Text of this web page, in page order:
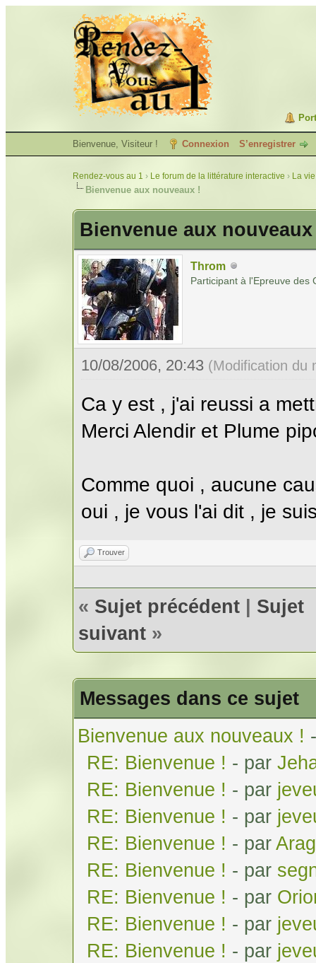
Bienvenue, Visiteur ! Connexion S’enregistrer
Rendez-vous au 1 › Le forum de la littérature interactive › La
Bienvenue aux nouveaux !
Bienvenue aux
Throm
Participant à l'Epreuve des
10/08/2006, 20:43 (Modification du
Ca y est , j'ai reussi a
Merci Alendir et Plume
Comme quoi , aucune
oui , je vous l'ai dit , je
Trouver
« Sujet précédent | Sujet
suivant »
Messages dans ce sujet
Bienvenue aux nouveaux !
RE: Bienvenue ! - par
RE: Bienvenue ! - par
RE: Bienvenue ! - par
RE: Bienvenue ! - par
RE: Bienvenue ! - par
RE: Bienvenue ! - par
RE: Bienvenue ! - par
RE: Bienvenue ! - par